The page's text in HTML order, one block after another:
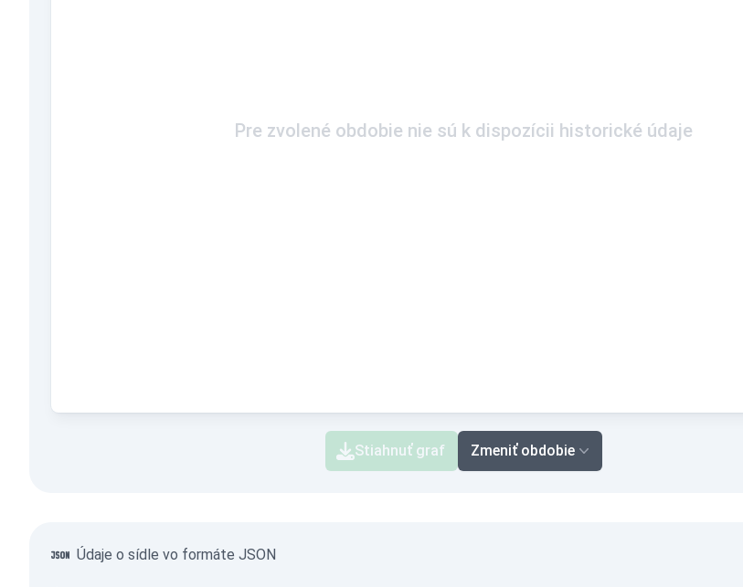
Pre zvolené obdobie nie sú k dispozícii historické údaje
Stiahnuť graf Zmeniť obdobie
Údaje o sídle vo formáte JSON